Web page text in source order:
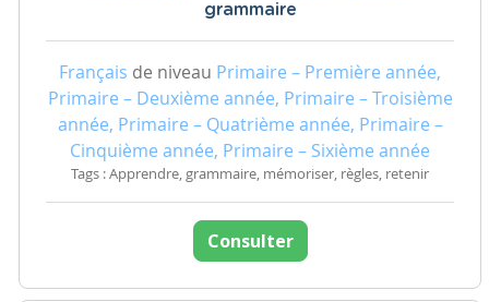
grammaire
Français de niveau Primaire – Première année,
Primaire – Deuxième année, Primaire – Troisième
année, Primaire – Quatrième année, Primaire –
Cinquième année, Primaire – Sixième année
Tags : Apprendre, grammaire, mémoriser, règles, retenir
Consulter